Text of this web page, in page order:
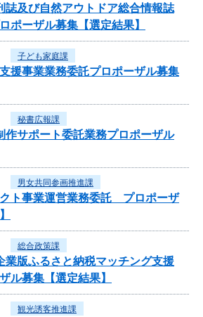
誌及び自然アウトドア総合情報誌
ポーザル募集【選定結果】
子ども家庭課
援事業業務委託プロポーザル募集
秘書広報課
作サポート委託業務プロポーザル
男女共同参画推進課
ト事業運営業務委託 プロポーザ
総合政策課
業版ふるさと納税マッチング支援
ル募集【選定結果】
観光誘客推進課